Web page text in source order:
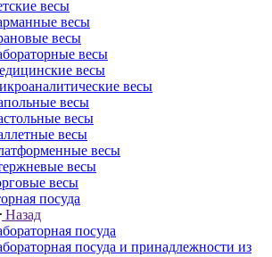
весы
весы
весы
весы
весы
весы
весы
весы
весы
весы
весы
весы
посуда
Назад
посуда
посуда и принадлежности из